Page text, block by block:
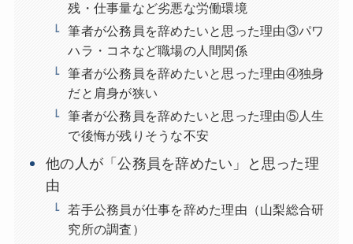
残・仕事量など劣悪な労働環境
筆者が公務員を辞めたいと思った理由③パワ
ハラ・コネなど職場の人間関係
筆者が公務員を辞めたいと思った理由④独身
だと肩身が狭い
筆者が公務員を辞めたいと思った理由⑤人生
で後悔が残りそうな不安
他の人が「公務員を辞めたい」と思った理
由
若手公務員が仕事を辞めた理由（山梨総合研
究所の調査）